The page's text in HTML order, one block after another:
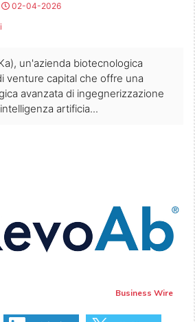
02-04-2026
un'azienda biotecnologica
venture capital che offre una
avanzata di ingegnerizzazione
artificia...
Business Wire